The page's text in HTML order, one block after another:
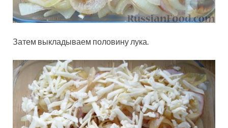
Затем выкладываем половину лука.